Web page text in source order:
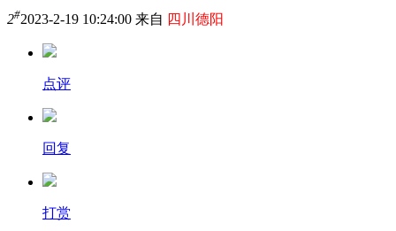
2#2023-2-19 10:24:00 来自 四川德阳
点评
回复
打赏